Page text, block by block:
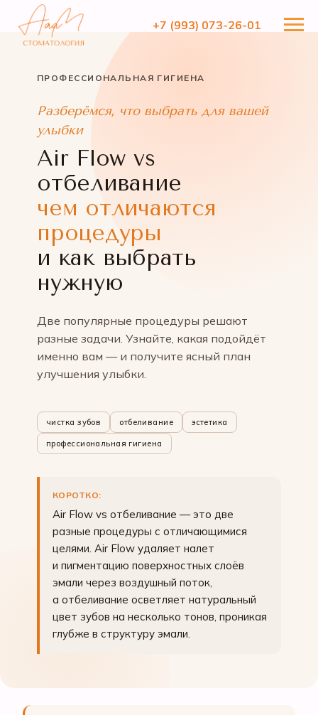
+7 (993) 073-26-01
+7 (993) 073-26-01
ПРОФЕССИОНАЛЬНАЯ ГИГИЕНА
Разберёмся, что выбрать для вашей
улыбки
Air Flow vs
отбеливание
чем отличаются
процедуры
и как выбрать
нужную
Две популярные процедуры решают
разные задачи. Узнайте, какая подойдёт
именно вам — и получите ясный план
улучшения улыбки.
чистка зубов отбеливание эстетика
профессиональная гигиена
КОРОТКО:
Air Flow vs отбеливание — это две
разные процедуры с отличающимися
целями. Air Flow удаляет налет
и пигментацию поверхностных слоёв
эмали через воздушный поток,
а отбеливание осветляет натуральный
цвет зубов на несколько тонов, проникая
глубже в структуру эмали.